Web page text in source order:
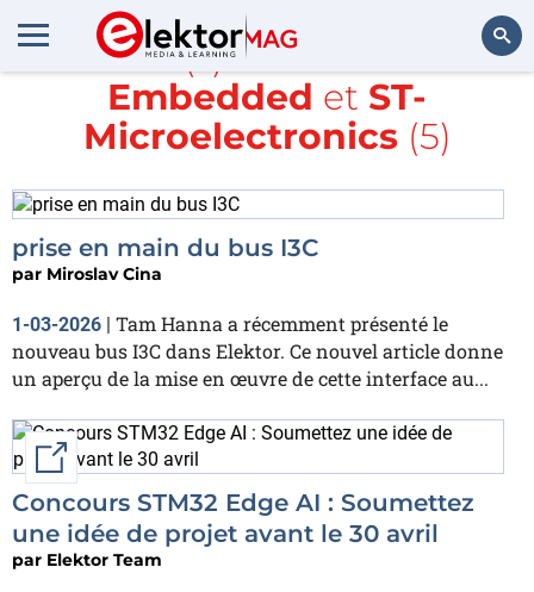
Article(s) avec la balise
Embedded et ST-
Microelectronics(5)
prise en main du bus I3C
par Miroslav Cina
1-03-2026 | Tam Hanna a récemment présenté le
nouveau bus I3C dans Elektor. Ce nouvel article donne
un aperçu de la mise en œuvre de cette interface au...
External link
Concours STM32 Edge AI : Soumettez
une idée de projet avant le 30 avril
par Elektor Team